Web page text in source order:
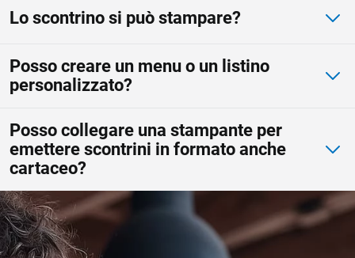
Lo scontrino si può stampare?
Posso creare un menu o un listino
personalizzato?
Posso collegare una stampante per
emettere scontrini in formato anche
cartaceo?